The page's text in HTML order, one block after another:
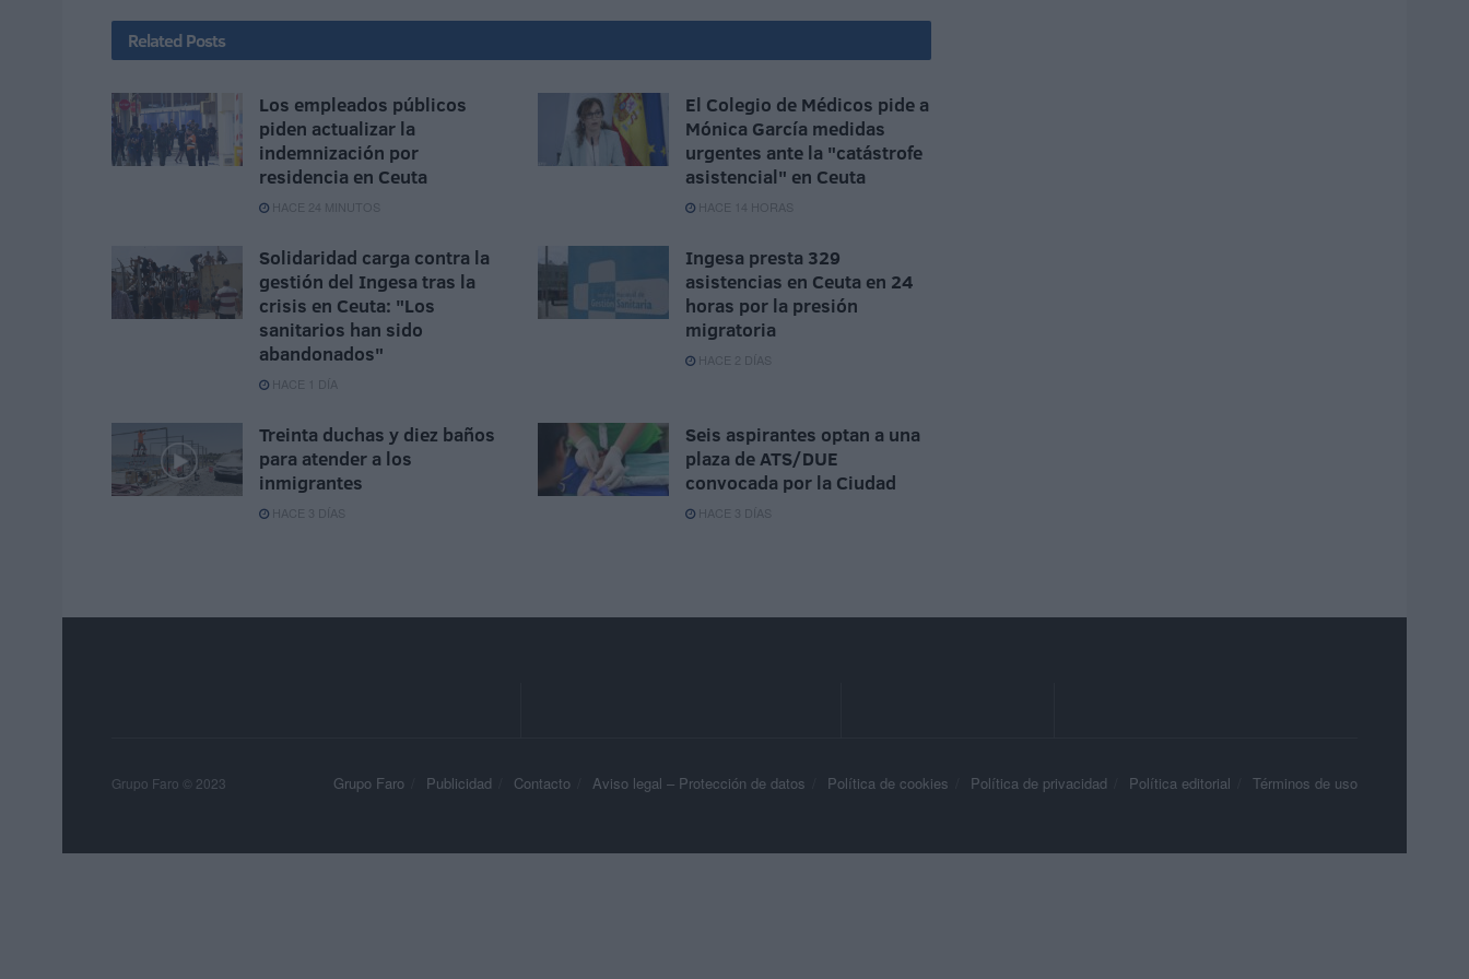
Related Posts
Los empleados públicos
piden actualizar la
indemnización por
residencia en Ceuta
HACE 24 MINUTOS
El Colegio de Médicos pide a
Mónica García medidas
urgentes ante la "catástrofe
asistencial" en Ceuta
HACE 14 HORAS
Solidaridad carga contra la
gestión del Ingesa tras la
crisis en Ceuta: "Los
sanitarios han sido
abandonados"
HACE 1 DÍA
Ingesa presta 329
asistencias en Ceuta en 24
horas por la presión
migratoria
HACE 2 DÍAS
Treinta duchas y diez baños
para atender a los
inmigrantes
HACE 3 DÍAS
Seis aspirantes optan a una
plaza de ATS/DUE
convocada por la Ciudad
HACE 3 DÍAS
Grupo Faro Publicidad Contacto Aviso legal – Protección de datos Política de cookies Política de privacidad Política editorial Términos de uso
Grupo Faro © 2023